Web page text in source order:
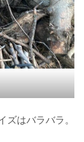
ズはバラバラ。